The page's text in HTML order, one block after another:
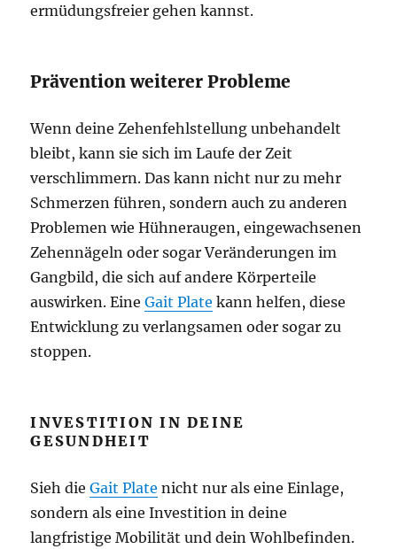
ermüdungsfreier gehen kannst.
Prävention weiterer Probleme
Wenn deine Zehenfehlstellung unbehandelt
bleibt, kann sie sich im Laufe der Zeit
verschlimmern. Das kann nicht nur zu mehr
Schmerzen führen, sondern auch zu anderen
Problemen wie Hühneraugen, eingewachsenen
Zehennägeln oder sogar Veränderungen im
Gangbild, die sich auf andere Körperteile
auswirken. EineGait Plate kann helfen, diese
Entwicklung zu verlangsamen oder sogar zu
stoppen.
INVESTITION IN DEINE
GESUNDHEIT
Sieh dieGait Plate nicht nur als eine Einlage,
sondern als eine Investition in deine
langfristige Mobilität und dein Wohlbefinden.